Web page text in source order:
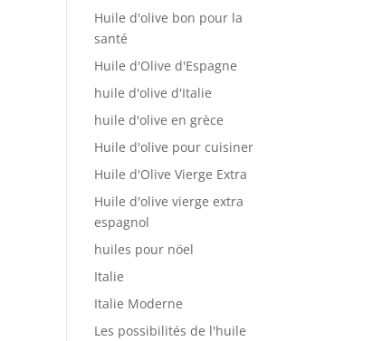
Huile d'olive bon pour la
santé
Huile d'Olive d'Espagne
huile d'olive d'Italie
huile d'olive en grèce
Huile d'olive pour cuisiner
Huile d'Olive Vierge Extra
Huile d'olive vierge extra
espagnol
huiles pour nöel
Italie
Italie Moderne
Les possibilités de l'huile